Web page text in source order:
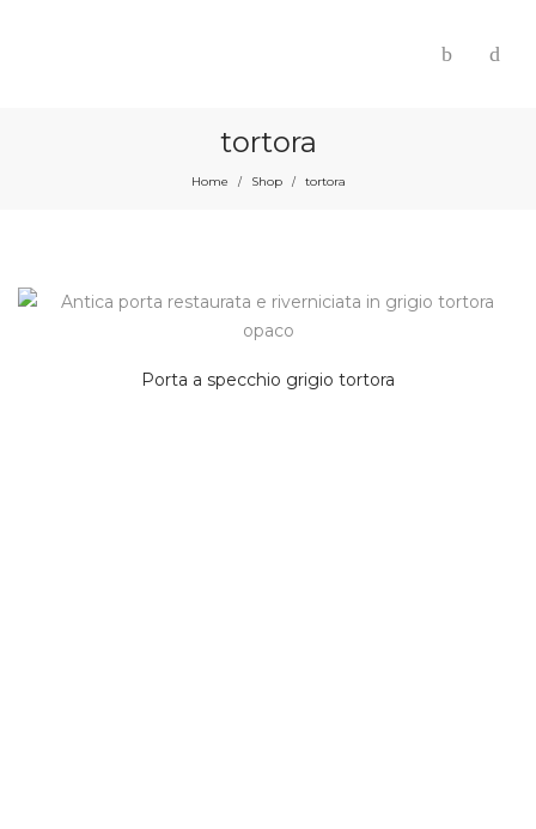
tortora
Home / Shop / tortora
Porta a specchio grigio tortora